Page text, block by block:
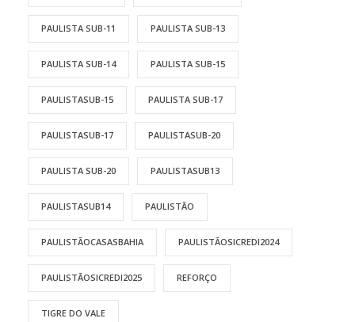
PAULISTA SUB-11 PAULISTA SUB-13
PAULISTA SUB-14 PAULISTA SUB-15
PAULISTASUB-15 PAULISTA SUB-17
PAULISTASUB-17 PAULISTASUB-20
PAULISTA SUB-20 PAULISTASUB13
PAULISTASUB14 PAULISTÃO
PAULISTÃOCASASBAHIA PAULISTÃOSICREDI2024
PAULISTÃOSICREDI2025 REFORÇO
TIGRE DO VALE